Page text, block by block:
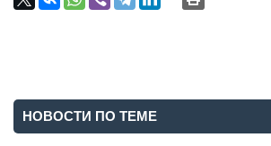
НОВОСТИ ПО ТЕМЕ